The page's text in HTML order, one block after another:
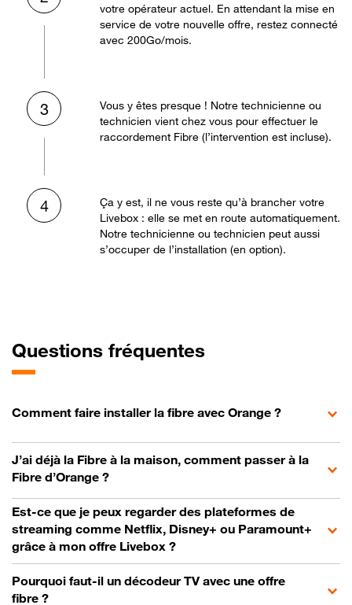
votre opérateur actuel. En attendant la mise en
service de votre nouvelle offre, restez connecté
avec 200Go/mois.
3
Vous y êtes presque ! Notre technicienne ou
technicien vient chez vous pour effectuer le
raccordement Fibre (l’intervention est incluse).
4
Ça y est, il ne vous reste qu’à brancher votre
Livebox : elle se met en route automatiquement.
Notre technicienne ou technicien peut aussi
s’occuper de l’installation (en option).
Questions fréquentes
Comment faire installer la fibre avec Orange ?
J’ai déjà la Fibre à la maison, comment passer à la
Fibre d’Orange ?
Est-ce que je peux regarder des plateformes de
streaming comme Netflix, Disney+ ou Paramount+
grâce à mon offre Livebox ?
Pourquoi faut-il un décodeur TV avec une offre
fibre ?